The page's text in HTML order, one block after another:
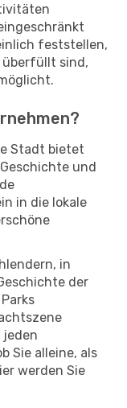
feststellen,
überfüllt sind,
Stadt bietet
und
in die lokale
in
der
jeden
Sie alleine, als
werden Sie